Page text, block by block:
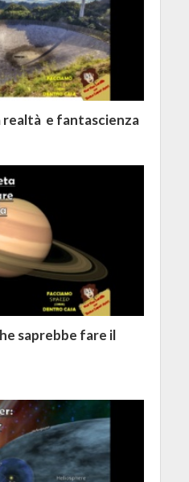
realtà e fantascienza
saprebbe fare il